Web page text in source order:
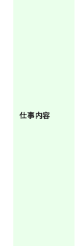
仕事内容